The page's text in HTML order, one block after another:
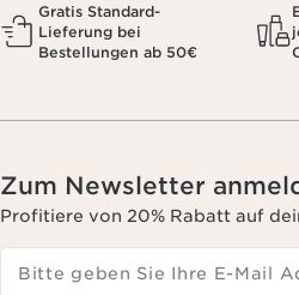
Gratis Standard-
Lieferung bei
Bestellungen ab 50€
Zum Newsletter
Profitiere von 20% Rabatt auf
Bitte geben Sie Ihre E-Mail